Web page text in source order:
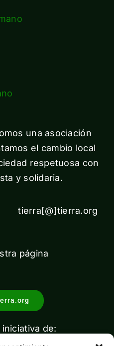
una asociación
el cambio local
respetuosa con
y solidaria.
tierra[@]tierra.org
página
de: